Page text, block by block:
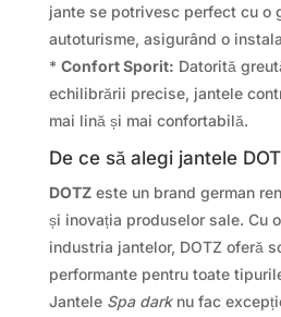
jante se potrivesc perfect cu o
autoturisme, asigurând o
* Confort Sporit: Datorită
echilibrării precise, jantele
mai lină și mai confortabilă.
De ce să alegi jantele
DOTZeste un brand german
și inovația produselor sale. Cu
industria jantelor, DOTZ oferă
performante pentru toate
Jantele Spa darknu fac